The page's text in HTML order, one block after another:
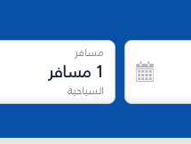
مسافر
1 مسافر
السياحية